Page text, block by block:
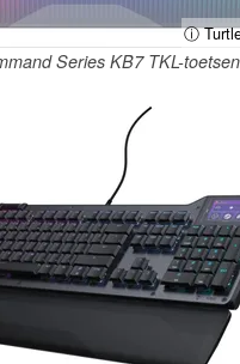
ⓘ
Series KB7 TKL-